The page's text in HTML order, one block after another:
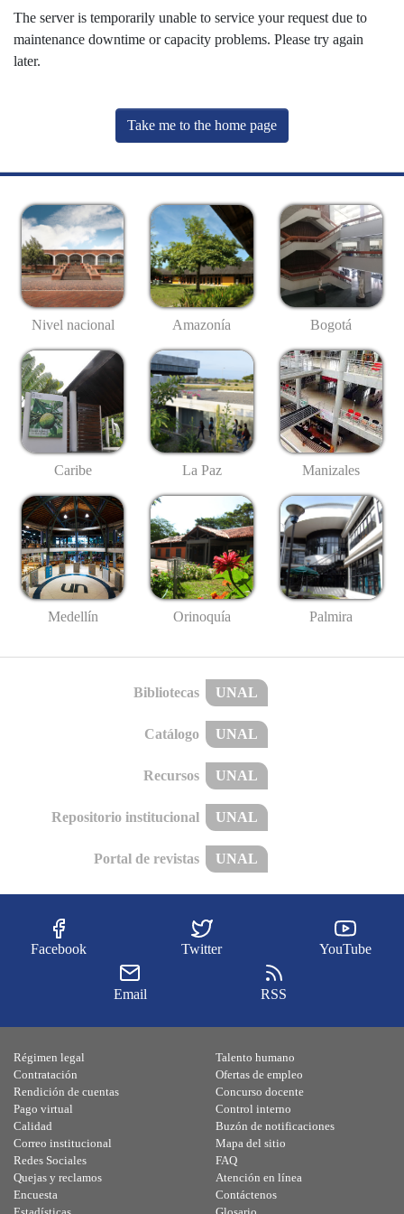
The server is temporarily unable to service your request due to
maintenance downtime or capacity problems. Please try again
later.
Take me to the home page
Nivel nacional Amazonía Bogotá
Caribe La Paz Manizales
Medellín Orinoquía Palmira
Bibliotecas UNAL
Catálogo UNAL
Recursos UNAL
Repositorio institucional UNAL
Portal de revistas UNAL
Facebook Twitter YouTube
Email RSS
Régimen legal
Contratación
Rendición de cuentas
Pago virtual
Calidad
Talento humano
Ofertas de empleo
Concurso docente
Control interno
Buzón de notificaciones
Correo institucional
Redes Sociales
Quejas y reclamos
Encuesta
Mapa del sitio
FAQ
Atención en línea
Contáctenos